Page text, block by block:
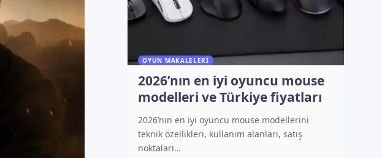
OYUN MAKALELERI
2026’nın en iyi oyuncu mouse
modelleri ve Türkiye fiyatları
2026’nın en iyi oyuncu mouse modellerini
teknik özellikleri, kullanım alanları, satış
noktaları…